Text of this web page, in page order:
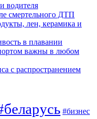
водителя
смертельного ДТП
лен, керамика и
в плавании
важны в любом
с распространением
#бизнес